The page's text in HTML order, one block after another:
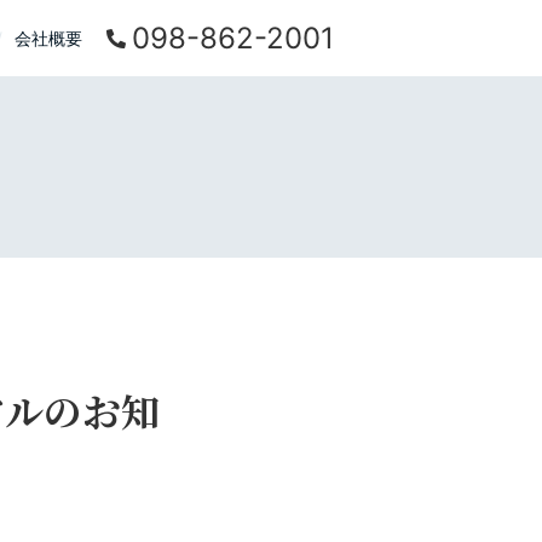
会社概要 098-862-2001
のお知